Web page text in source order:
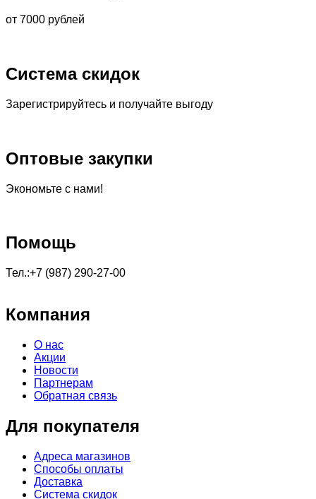
от 7000 рублей
Система скидок
Зарегистрируйтесь и получайте выгоду
Оптовые закупки
Экономьте с нами!
Помощь
Тел.:+7 (987) 290-27-00
Компания
О нас
Акции
Новости
Партнерам
Обратная связь
Для покупателя
Адреса магазинов
Способы оплаты
Доставка
Система скидок